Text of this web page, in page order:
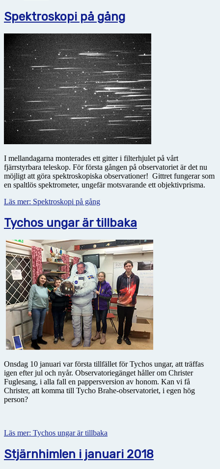
Spektroskopi på gång
I mellandagarna monterades ett gitter i filterhjulet på vårt
fjärrstyrbara teleskop. För första gången på observatoriet är det nu
möjligt att göra spektroskopiska observationer! Gittret fungerar som
en spaltlös spektrometer, ungefär motsvarande ett objektivprisma.
Läs mer: Spektroskopi på gång
Tychos ungar är tillbaka
Onsdag 10 januari var första tillfället för Tychos ungar, att träffas
igen efter jul och nyår. Observatoriegänget håller om Christer
Fuglesang, i alla fall en pappersversion av honom. Kan vi få
Christer, att komma till Tycho Brahe-observatoriet, i egen hög
person?
Läs mer: Tychos ungar är tillbaka
Stjärnhimlen i januari 2018